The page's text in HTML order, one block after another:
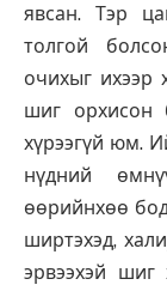
явсан. Тэр
толгой
очихыг ихээр
шиг орхисон
хүрээгүй юм.
нүдний
өөрийнхөө
ширтэхэд,
эрвээхэй шиг